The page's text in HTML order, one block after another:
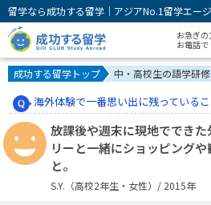
留学なら成功する留学｜アジアNo.1留学エー
お急ぎの
お電話で
成功する留学トップ 中・高校生の語学研修
海外体験で一番思い出に残っている
放課後や週末に現地ででき
リーと一緒にショッピング
と。
S.Y.（高校2年生・女性）/ 2015年